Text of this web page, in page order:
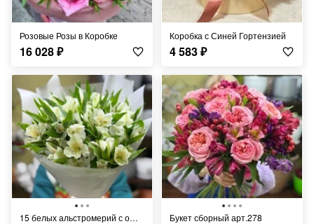
Розовые Розы в Коробке
16 028₽
Коробка с Синей Гортензией
4 583₽
15 белых альстромерий с оформлением Букет сборный арт.278